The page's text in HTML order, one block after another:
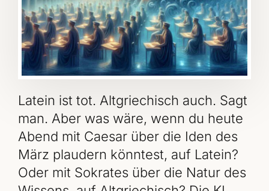
Latein ist tot. Altgriechisch auch. Sagt
man. Aber was wäre, wenn du heute
Abend mit Caesar über die Iden des
März plaudern könntest, auf Latein?
Oder mit Sokrates über die Natur des